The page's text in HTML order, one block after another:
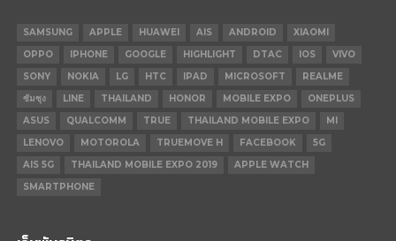
SAMSUNG APPLE HUAWEI AIS ANDROID
XIAOMI
OPPO
IPHONE GOOGLE HIGHLIGHT DTAC IOS
VIVO
SONY
NOKIA LG HTC IPAD MICROSOFT
REALME
ซัมซุง
LINE THAILAND HONOR MOBILE EXPO
ONEPLUS
ASUS
QUALCOMM TRUE THAILAND MOBILE EXPO
MI
LENOVO
MOTOROLA TRUEMOVE H FACEBOOK
5G
AIS 5G
THAILAND MOBILE EXPO 2019
APPLE WATCH
SMARTPHONE